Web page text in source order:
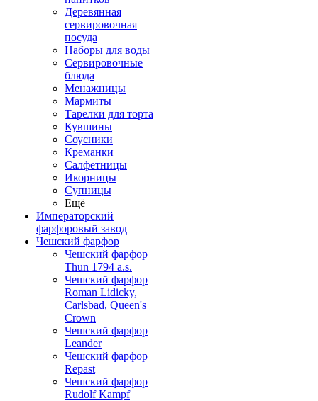
Деревянная
сервировочная
посуда
Наборы для воды
Сервировочные
блюда
Менажницы
Мармиты
Тарелки для торта
Кувшины
Соусники
Креманки
Салфетницы
Икорницы
Супницы
Ещё
Императорский
фарфоровый завод
Чешский фарфор
Чешский фарфор
Thun 1794 a.s.
Чешский фарфор
Roman Lidicky,
Carlsbad, Queen's
Crown
Чешский фарфор
Leander
Чешский фарфор
Repast
Чешский фарфор
Rudolf Kampf